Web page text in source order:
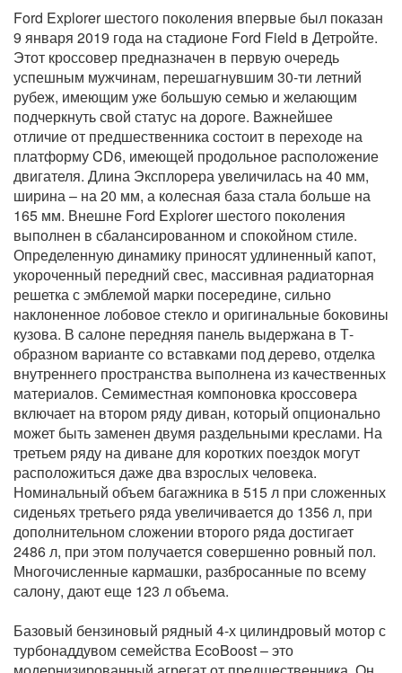
Ford Explorer шестого поколения впервые был показан
9 января 2019 года на стадионе Ford Field в Детройте.
Этот кроссовер предназначен в первую очередь
успешным мужчинам, перешагнувшим 30-ти летний
рубеж, имеющим уже большую семью и желающим
подчеркнуть свой статус на дороге. Важнейшее
отличие от предшественника состоит в переходе на
платформу CD6, имеющей продольное расположение
двигателя. Длина Эксплорера увеличилась на 40 мм,
ширина – на 20 мм, а колесная база стала больше на
165 мм. Внешне Ford Explorer шестого поколения
выполнен в сбалансированном и спокойном стиле.
Определенную динамику приносят удлиненный капот,
укороченный передний свес, массивная радиаторная
решетка с эмблемой марки посередине, сильно
наклоненное лобовое стекло и оригинальные боковины
кузова. В салоне передняя панель выдержана в Т-
образном варианте со вставками под дерево, отделка
внутреннего пространства выполнена из качественных
материалов. Семиместная компоновка кроссовера
включает на втором ряду диван, который опционально
может быть заменен двумя раздельными креслами. На
третьем ряду на диване для коротких поездок могут
расположиться даже два взрослых человека.
Номинальный объем багажника в 515 л при сложенных
сиденьях третьего ряда увеличивается до 1356 л, при
дополнительном сложении второго ряда достигает
2486 л, при этом получается совершенно ровный пол.
Многочисленные кармашки, разбросанные по всему
салону, дают еще 123 л объема.
Базовый бензиновый рядный 4-х цилиндровый мотор с
турбонаддувом семейства EcoBoost – это